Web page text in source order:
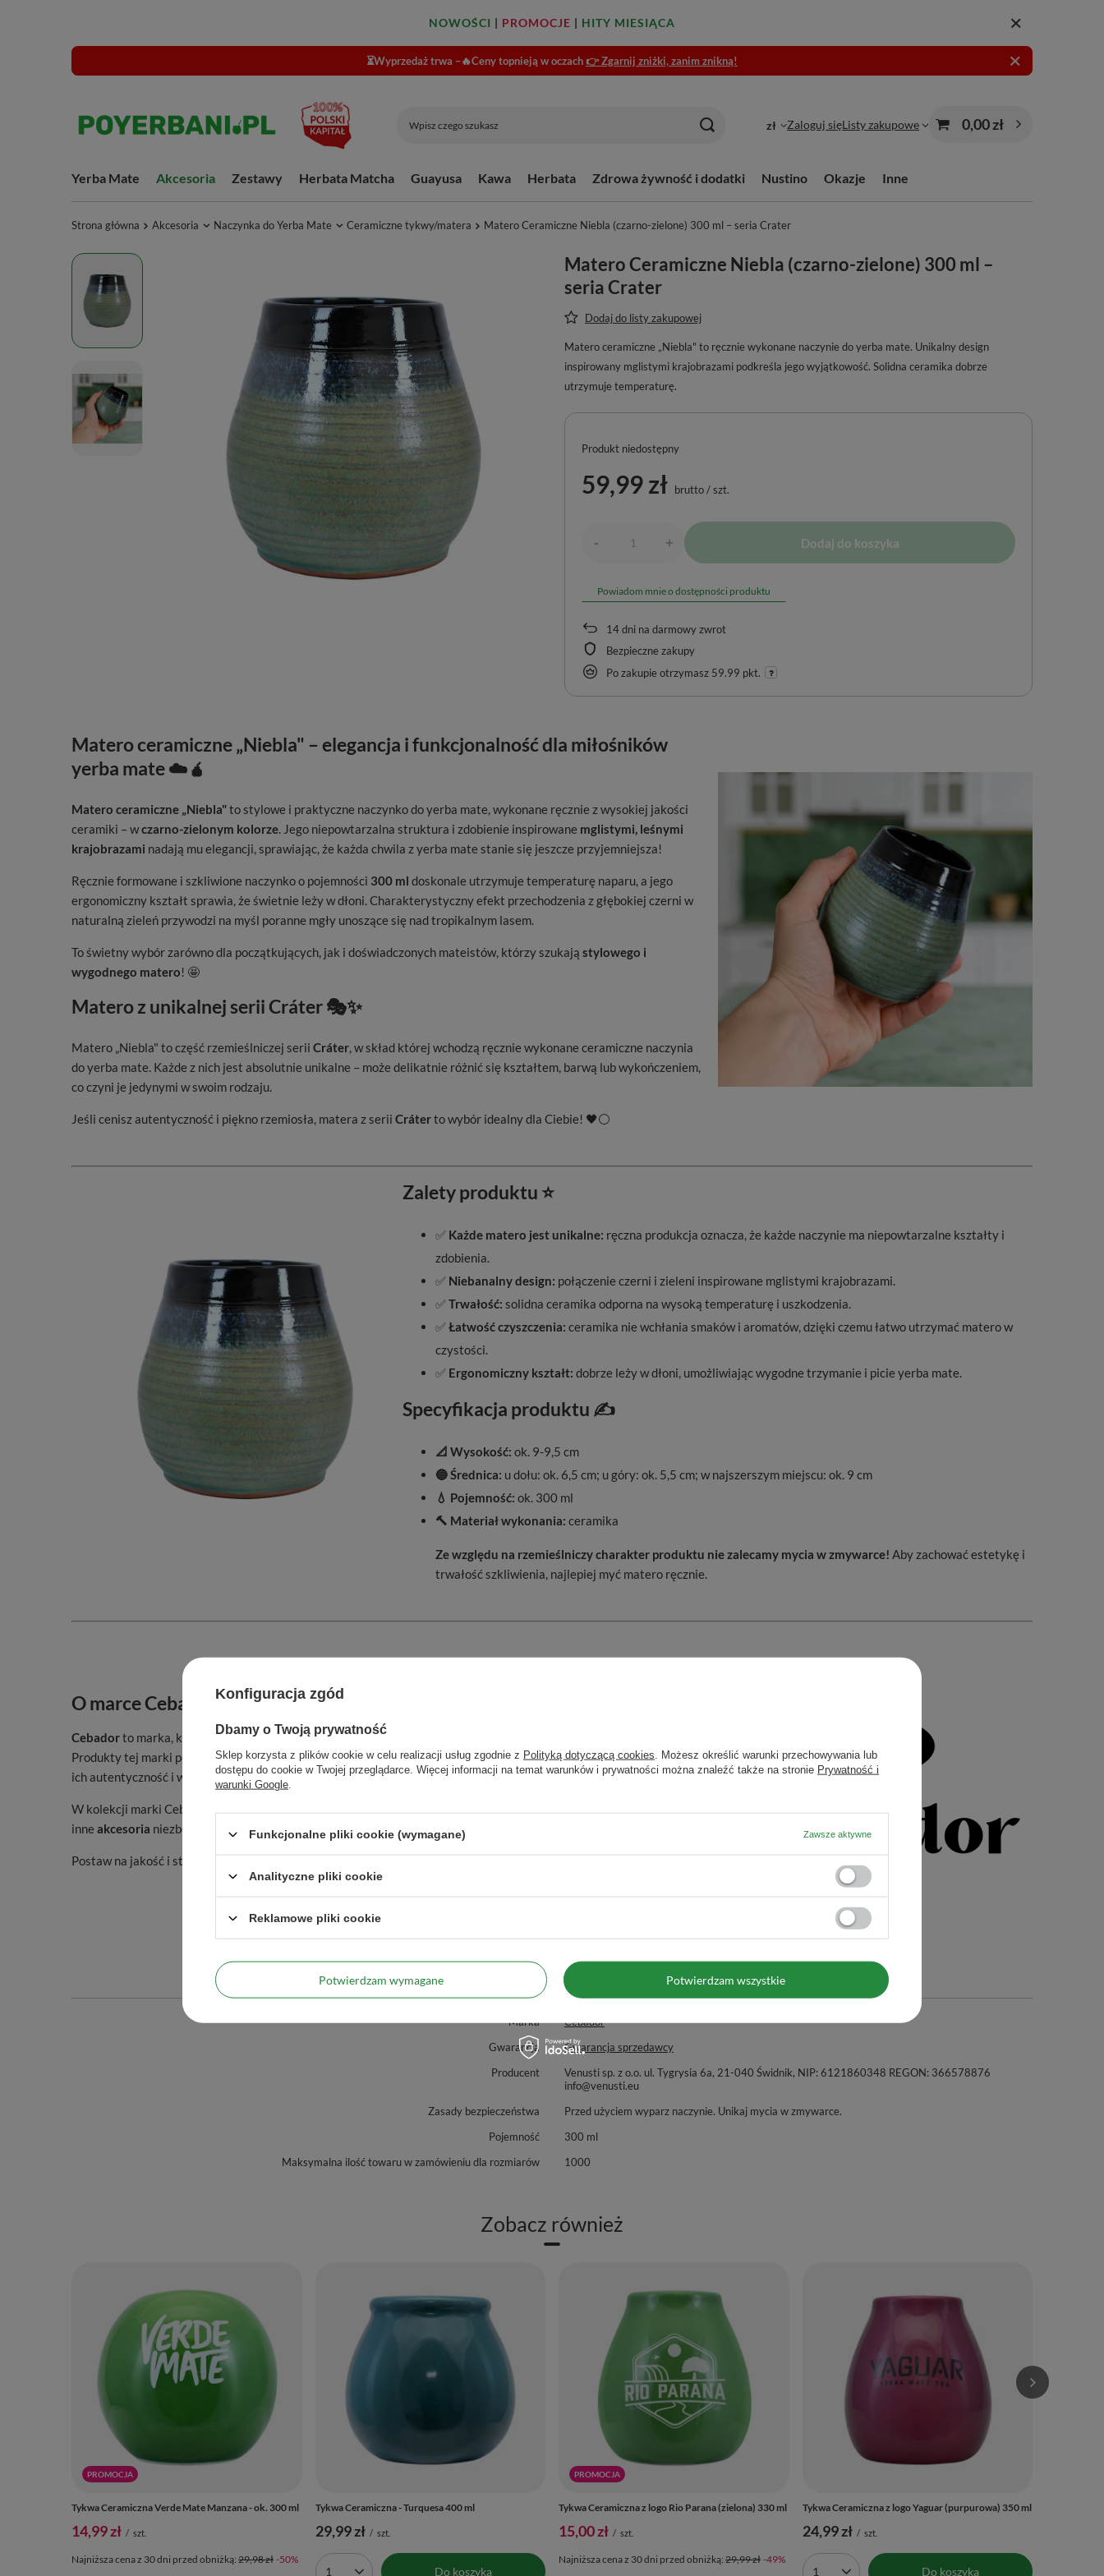
NOWOŚCI | PROMOCJE | HITY MIESIĄCA
⏳Wyprzedaż trwa –🔥Ceny topnieją w oczach 👉 Zgarnij zniżki, zanim znikną!
zł Zaloguj sięListy zakupowe 0,00 zł
Yerba Mate Akcesoria Zestawy Herbata Matcha Guayusa Kawa Herbata Zdrowa żywność i dodatki Nustino Okazje Inne
Strona główna Akcesoria Naczynka do Yerba Mate Ceramiczne tykwy/matera Matero Ceramiczne Niebla (czarno-zielone) 300 ml – seria Crater
Matero Ceramiczne Niebla (czarno-zielone) 300 ml –
seria Crater
Dodaj do listy zakupowej
Matero ceramiczne „Niebla" to ręcznie wykonane naczynie do yerba mate. Unikalny design
inspirowany mglistymi krajobrazami podkreśla jego wyjątkowość. Solidna ceramika dobrze
utrzymuje temperaturę.
14dni na darmowy zwrot
Bezpieczne zakupy
Po zakupie otrzymasz 59.99 pkt.
Produkt niedostępny
59,99 zł brutto/szt.
- + Dodaj do koszyka
Powiadom mnie o dostępności produktu
Matero ceramiczne „Niebla" – elegancja i funkcjonalność dla miłośników
yerba mate ☁️🧉
Matero ceramiczne „Niebla"to stylowe i praktyczne naczynko do yerba mate, wykonane ręcznie z wysokiej jakości
ceramiki – wczarno-zielonym kolorze. Jego niepowtarzalna struktura i zdobienie inspirowane mglistymi, leśnymi
krajobrazami nadają mu elegancji, sprawiając, że każda chwila z yerba mate stanie się jeszcze przyjemniejsza!
Ręcznie formowane i szkliwione naczynko o pojemności 300 ml doskonale utrzymuje temperaturę naparu, a jego
ergonomiczny kształt sprawia, że świetnie leży w dłoni. Charakterystyczny efekt przechodzenia z głębokiej czerni w
naturalną zieleń przywodzi na myśl poranne mgły unoszące się nad tropikalnym lasem.
To świetny wybór zarówno dla początkujących, jak i doświadczonych mateistów, którzy szukają stylowego i
wygodnego matero! 🤩
Matero z unikalnej serii Cráter 🎭✨
Matero „Niebla" to część rzemieślniczej serii Cráter, w skład której wchodzą ręcznie wykonane ceramiczne naczynia
do yerba mate. Każde z nich jest absolutnie unikalne – może delikatnie różnić się kształtem, barwą lub wykończeniem,
co czyni je jedynymi w swoim rodzaju.
Jeśli cenisz autentyczność i piękno rzemiosła, matera z serii Cráterto wybór idealny dla Ciebie! 🖤⚪
Zalety produktu ⭐
✅ Każde matero jest unikalne: ręczna produkcja oznacza, że każde naczynie ma niepowtarzalne kształty i
zdobienia.
✅ Niebanalny design: połączenie czerni i zieleni inspirowane mglistymi krajobrazami.
✅Trwałość: solidna ceramika odporna na wysoką temperaturę i uszkodzenia.
✅Łatwość czyszczenia: ceramika nie wchłania smaków i aromatów, dzięki czemu łatwo utrzymać matero w
czystości.
✅ Ergonomiczny kształt: dobrze leży w dłoni, umożliwiając wygodne trzymanie i picie yerba mate.
Specyfikacja produktu ✍️
📐 Wysokość: ok. 9-9,5 cm
🔵 Średnica: u dołu: ok. 6,5 cm; u góry: ok. 5,5 cm; w najszerszym miejscu: ok. 9 cm
💧 Pojemność: ok. 300 ml
🔨 Materiał wykonania: ceramika
Ze względu na rzemieślniczy charakter produktu nie zalecamy mycia w zmywarce! Aby zachować estetykę i
trwałość szkliwienia, najlepiej myć matero ręcznie.
O marce Cebador 🤠✨
Cebadorto marka, która łączytradycję picia yerba matez nowoczesnym designem i wysoką jakością wykonania.
Produkty tej marki powstają w ścisłej współpracy z rzemieślnikami z Ameryki Południowej oraz Europy, co zapewnia
ich autentyczność i wygodę użytkowania.
W kolekcji marki Cebador znajdziesz między innymi
inne akcesoria niezbędne do codziennej rutyny picia yerba mate.
Postaw na jakość i styl – wybierz
Marka
Cebador
Gwarancja
Gwarancja sprzedawcy
Producent
Venusti sp. z o.o. ul. Tygrysia 6a, 21-040 Świdnik, NIP: 6121860348 REGON: 366578876
info@venusti.eu
Zasady bezpieczeństwa
Przed użyciem wyparz naczynie. Unikaj mycia w zmywarce.
Pojemność
300 ml
Maksymalna ilość towaru w zamówieniu dla rozmiarów
1000
Zobacz również
PROMOCJA
Tykwa Ceramiczna Verde Mate Manzana - ok. 300 ml
14,99 zł / szt.
Najniższa cena z 30 dni przed obniżką: 29,98 zł -50%
Tykwa Ceramiczna - Turquesa 400 ml
29,99 zł / szt.
Do koszyka
PROMOCJA
Tykwa Ceramiczna z logo Rio Parana (zielona) 330 ml
15,00 zł / szt.
Najniższa cena z 30 dni przed obniżką: 29,99 zł -49%
Tykwa Ceramiczna z logo Yaguar (purpurowa) 350 ml
24,99 zł / szt.
Do koszyka
Konfiguracja zgód
Dbamy o Twoją prywatność
Sklep korzysta z plików cookie w celu realizacji usług zgodnie z Polityką dotyczącą cookies . Możesz określić warunki przechowywania lub
dostępu do cookie w Twojej przeglądarce. Więcej informacji na temat warunków i prywatności można znaleźć także na stronie Prywatność i
warunki Google
Funkcjonalne pliki cookie (wymagane) Zawsze aktywne
Analityczne pliki cookie
Reklamowe pliki cookie
Potwierdzam wymagane Potwierdzam wszystkie